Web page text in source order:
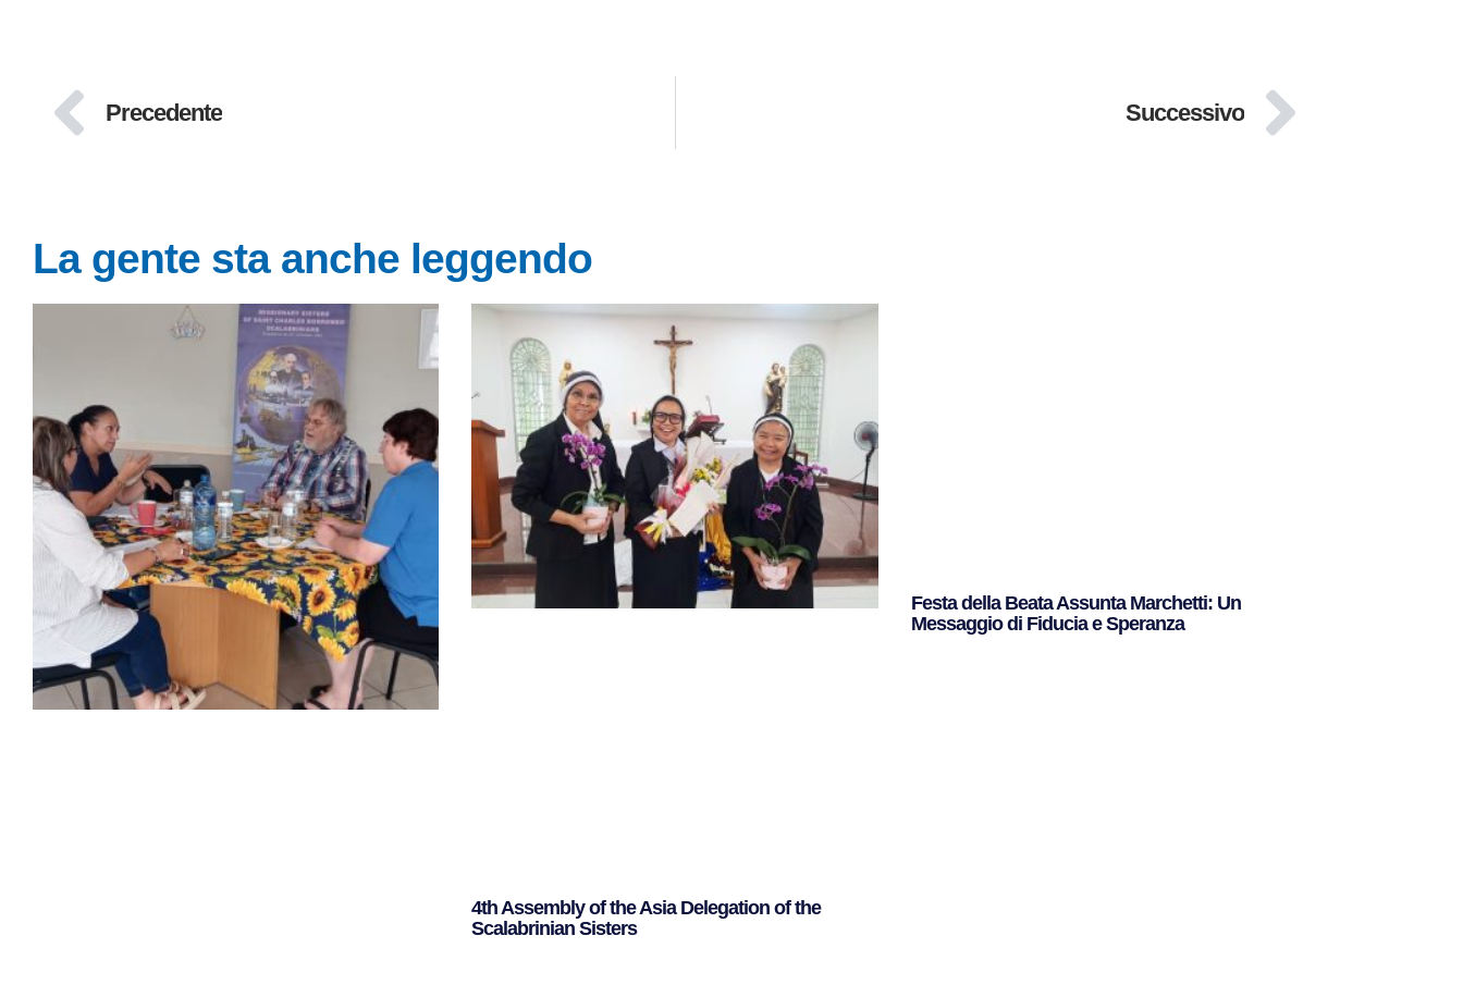
Precedente Successivo
La gente sta anche leggendo
4th Assembly of the Asia Delegation of the
Scalabrinian Sisters
Festa della Beata Assunta Marchetti: Un
Messaggio di Fiducia e Speranza